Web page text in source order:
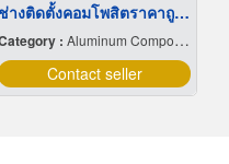
ช่างติดตั้งคอมโพสิตราคาถูก บางบ่อ
: Aluminum Composite
Contact seller